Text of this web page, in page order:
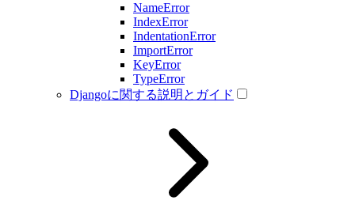
NameError
IndexError
IndentationError
ImportError
KeyError
TypeError
Djangoに関する説明とガイド